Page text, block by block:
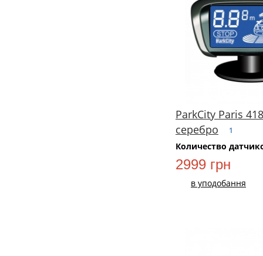
ParkCity Paris
серебро
1
Количество
2999 грн
в уподобання